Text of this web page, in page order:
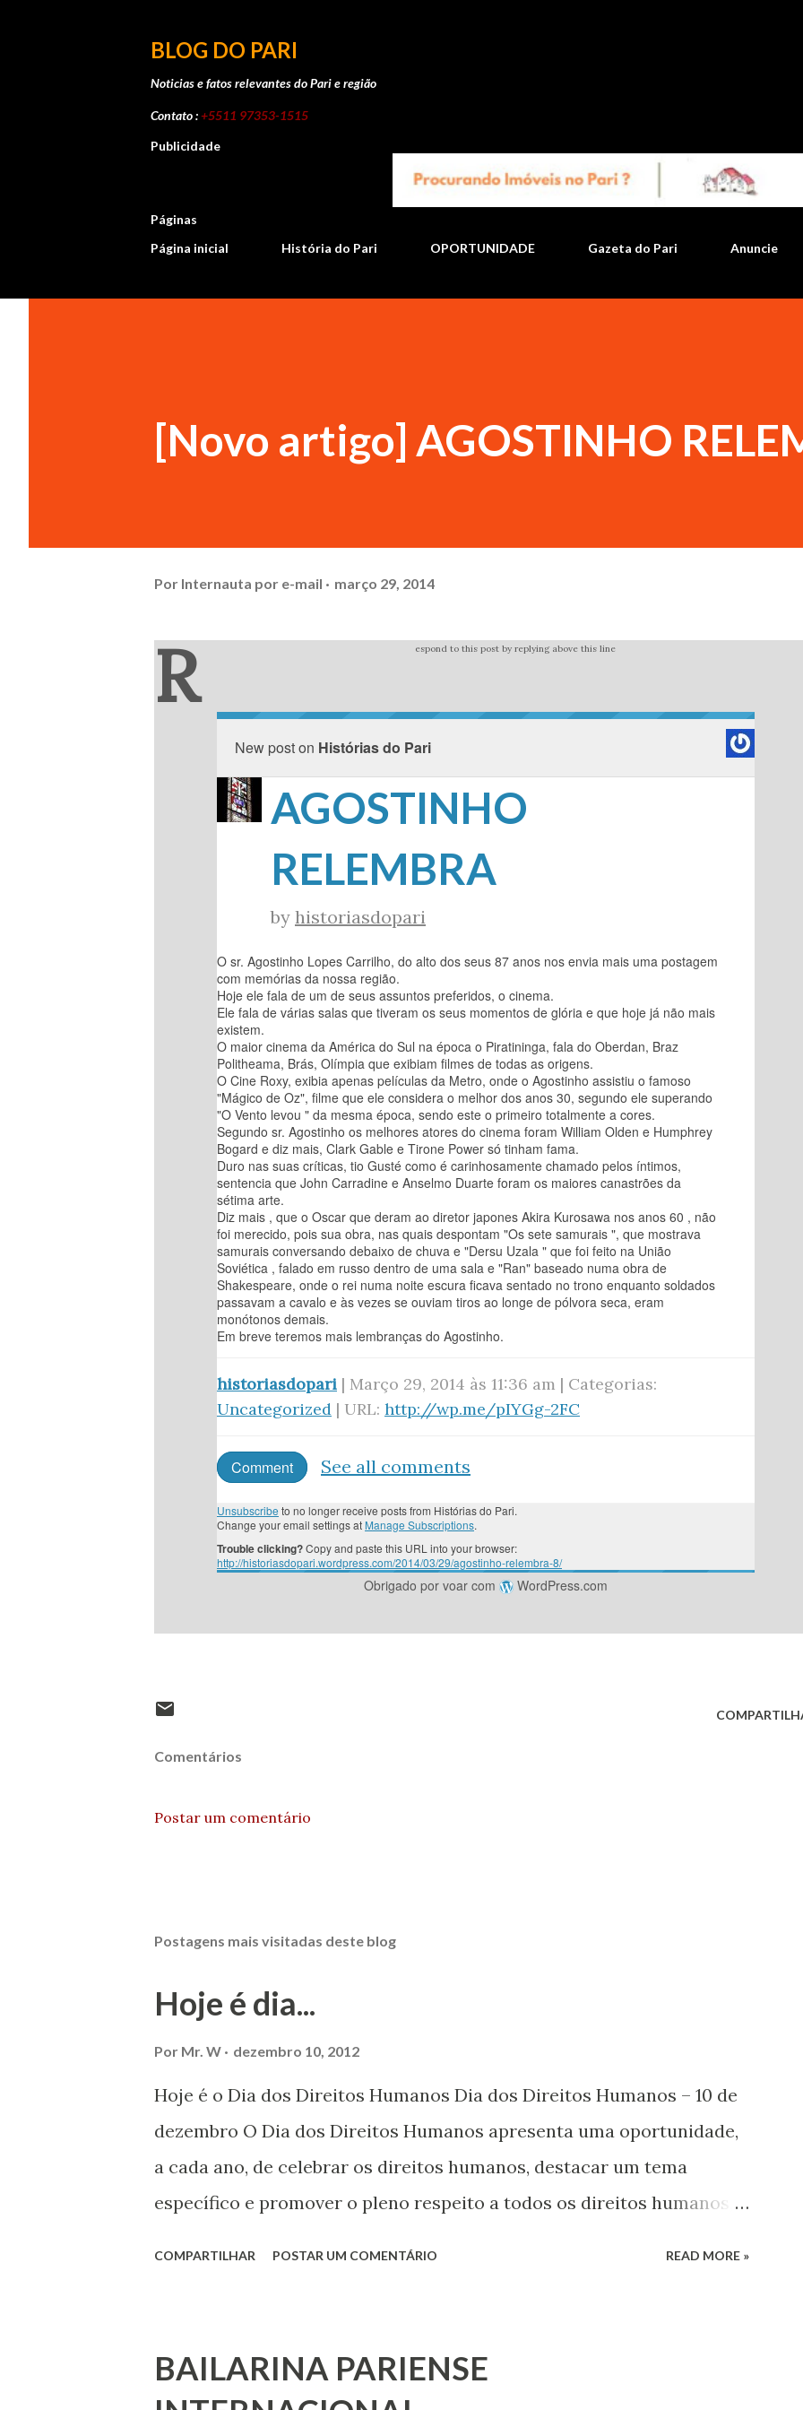
BLOG DO PARI
Noticias e fatos relevantes do Pari e região
Contato :+5511 97353-1515
Publicidade
Páginas
Página inicial
História do Pari OPORTUNIDADE Gazeta do Pari Anuncie
[Novo artigo] AGOSTINHO
Por Internauta por e-mail março 29, 2014
R espond to this post by replying above this line
New post on Histórias do Pari
AGOSTINHO
RELEMBRA
by historiasdopari
O sr. Agostinho Lopes Carrilho, do alto dos seus 87 anos nos envia mais uma postagem
com memórias da nossa região.
Hoje ele fala de um de seus assuntos preferidos, o cinema.
Ele fala de várias salas que tiveram os seus momentos de glória e que hoje já não mais
existem.
O maior cinema da América do Sul na época o Piratininga, fala do Oberdan, Braz
Politheama, Brás, Olímpia que exibiam filmes de todas as origens.
O Cine Roxy, exibia apenas películas da Metro, onde o Agostinho assistiu o famoso
"Mágico de Oz", filme que ele considera o melhor dos anos 30, segundo ele superando
"O Vento levou " da mesma época, sendo este o primeiro totalmente a cores.
Segundo sr. Agostinho os melhores atores do cinema foram William Olden e Humphrey
Bogard e diz mais, Clark Gable e Tirone Power só tinham fama.
Duro nas suas críticas, tio Gusté como é carinhosamente chamado pelos íntimos,
sentencia que John Carradine e Anselmo Duarte foram os maiores canastrões da
sétima arte.
Diz mais , que o Oscar que deram ao diretor japones Akira Kurosawa nos anos 60 , não
foi merecido, pois sua obra, nas quais despontam "Os sete samurais ", que mostrava
samurais conversando debaixo de chuva e "Dersu Uzala " que foi feito na União
Soviética , falado em russo dentro de uma sala e "Ran" baseado numa obra de
Shakespeare, onde o rei numa noite escura ficava sentado no trono enquanto soldados
passavam a cavalo e às vezes se ouviam tiros ao longe de pólvora seca, eram
monótonos demais.
Em breve teremos mais lembranças do Agostinho.
historiasdopari | Março 29, 2014 às 11:36 am | Categorias:
Uncategorized | URL: http://wp.me/pIYGg-2FC
Comment See all comments
Unsubscribe to no longer receive posts from Histórias do Pari.
Change your email settings at Manage Subscriptions.
Trouble clicking?Copy and paste this URL into your browser:
http://historiasdopari.wordpress.com/2014/03/29/agostinho-relembra-8/
Obrigado por voar com WordPress.com
Comentários
Postar um comentário
Postagens mais visitadas deste blog
Hoje é dia...
Por Mr. W dezembro 10, 2012
Hoje é o Dia dos Direitos Humanos Dia dos Direitos Humanos – 10 de
dezembro O Dia dos Direitos Humanos apresenta uma oportunidade,
a cada ano, de celebrar os direitos humanos, destacar um tema
específico e promover o pleno respeito a todos os direitos humanos,
processo de decisão política. Estes direitos humanos – os direitos à
COMPARTILHAR POSTAR UM COMENTÁRIO READ MORE »
BAILARINA PARIENSE